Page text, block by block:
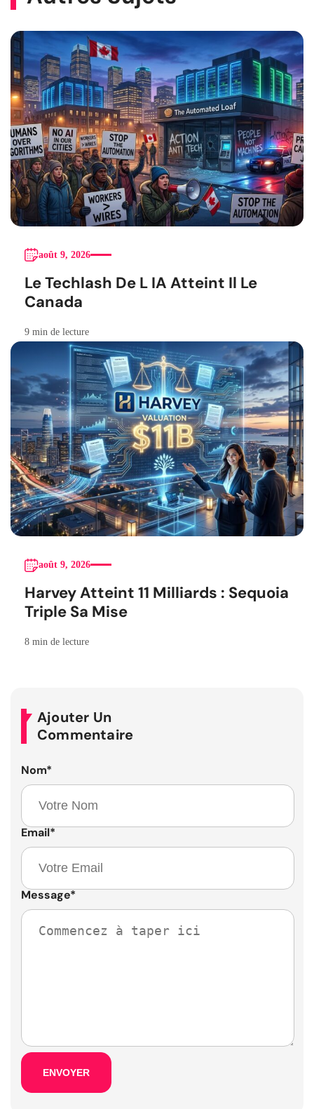
août 9, 2026
Le Techlash De L IA Atteint Il Le
Canada
9 min de lecture
août 9, 2026
Harvey Atteint 11 Milliards : Sequoia
Triple Sa Mise
8 min de lecture
Ajouter Un
Commentaire
Nom*
Email*
Message*